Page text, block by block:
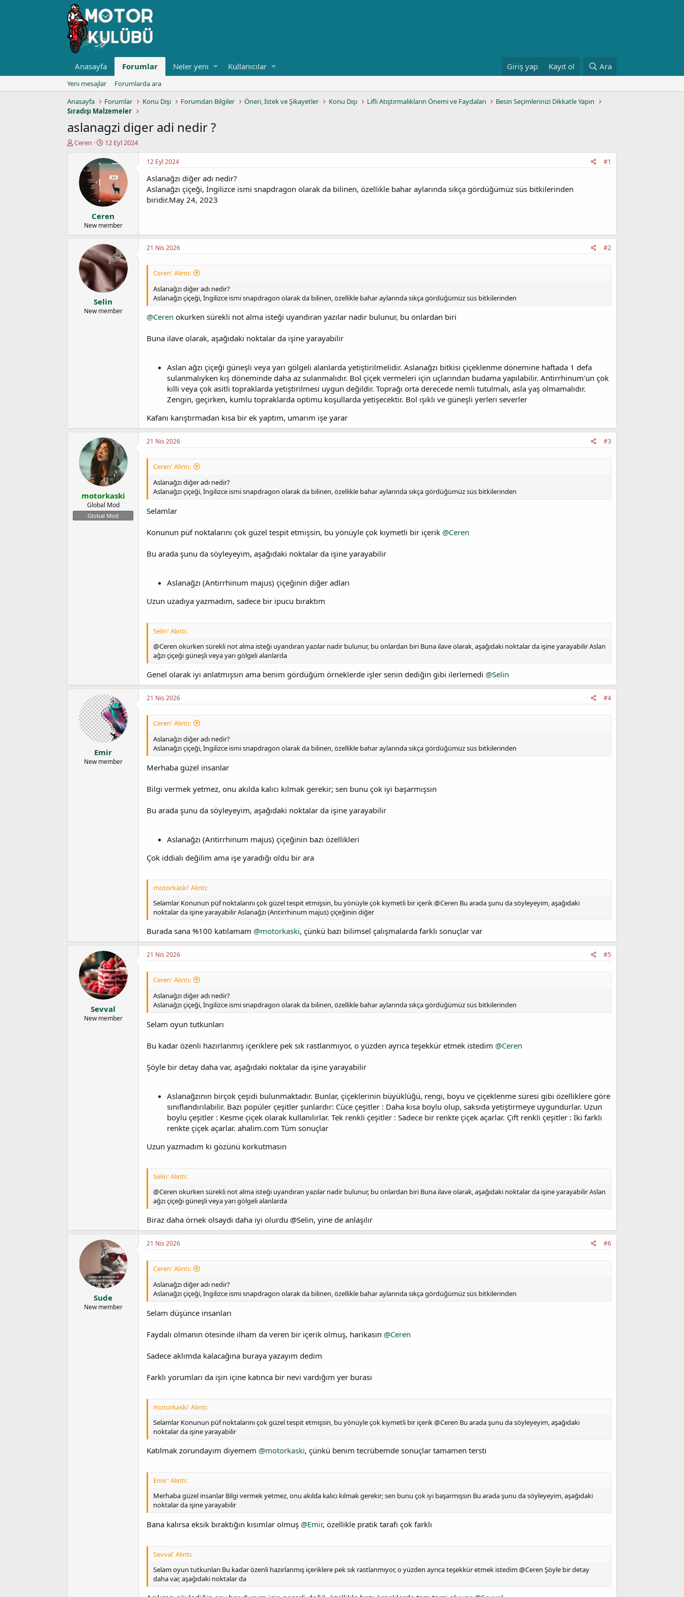
Anasayfa Forumlar Neler yeni Kullanıcılar Giriş yap Kayıt ol Ara
Yeni mesajlar
Forumlarda ara
Anasayfa
Forumlar Konu Dışı Forumdan Bilgiler Öneri, İstek ve Şikayetler Konu Dışı Lifli Atıştırmalıkların Önemi ve Faydaları
Besin Seçimlerinizi Dikkatle Yapın
Sıradışı Malzemeler
aslanagzi diger adi nedir ?
K
a
Ceren
B
ş
l
g
ı
ç
t
a
r
i
h
i
12 Eyl 2024
Ceren
New member
12 Eyl 2024 #1
Aslanağzı diğer adı nedir?
Aslanağzı çiçeği, İngilizce ismi snapdragon olarak da bilinen, özellikle bahar aylarında sıkça gördüğümüz süs bitkilerinden
biridir.May 24, 2023
Selin
New member
21 Nis 2026 #2
Ceren' Alıntı:
Aslanağzı diğer adı nedir?
Aslanağzı çiçeği, İngilizce ismi snapdragon olarak da bilinen, özellikle bahar aylarında sıkça gördüğümüz süs bitkilerinden
@Ceren okurken sürekli not alma isteği uyandıran yazılar nadir bulunur, bu onlardan biri
Buna ilave olarak, aşağıdaki noktalar da işine yarayabilir
Aslan ağzı çiçeği güneşli veya yarı gölgeli alanlarda yetiştirilmelidir. Aslanağzı bitkisi çiçeklenme dönemine haftada 1 defa
sulanmalıyken kış döneminde daha az sulanmalıdır. Bol çiçek vermeleri için uçlarından budama yapılabilir. Antirrhinum'un çok
killi veya çok asitli topraklarda yetiştirilmesi uygun değildir. Toprağı orta derecede nemli tutulmalı, asla yaş olmamalıdır.
Zengin, geçirken, kumlu topraklarda optimu koşullarda yetişecektir. Bol ışıklı ve güneşli yerleri severler
Kafanı karıştırmadan kısa bir ek yaptım, umarım işe yarar
motorkaski
Global Mod
Global Mod
21 Nis 2026 #3
Ceren' Alıntı:
Aslanağzı diğer adı nedir?
Aslanağzı çiçeği, İngilizce ismi snapdragon olarak da bilinen, özellikle bahar aylarında sıkça gördüğümüz süs bitkilerinden
Selamlar
Konunun püf noktalarını çok güzel tespit etmişsin, bu yönüyle çok kıymetli bir içerik @Ceren
Bu arada şunu da söyleyeyim, aşağıdaki noktalar da işine yarayabilir
Aslanağzı (Antirrhinum majus) çiçeğinin diğer adları
Uzun uzadıya yazmadım, sadece bir ipucu bıraktım
Selin' Alıntı:
@Ceren okurken sürekli not alma isteği uyandıran yazılar nadir bulunur, bu onlardan biri Buna ilave olarak, aşağıdaki noktalar da işine yarayabilir Aslan
ağzı çiçeği güneşli veya yarı gölgeli alanlarda
Genel olarak iyi anlatmışsın ama benim gördüğüm örneklerde işler senin dediğin gibi ilerlemedi @Selin
Emir
New member
21 Nis 2026 #4
Ceren' Alıntı:
Aslanağzı diğer adı nedir?
Aslanağzı çiçeği, İngilizce ismi snapdragon olarak da bilinen, özellikle bahar aylarında sıkça gördüğümüz süs bitkilerinden
Merhaba güzel insanlar
Bilgi vermek yetmez, onu akılda kalıcı kılmak gerekir; sen bunu çok iyi başarmışsın
Bu arada şunu da söyleyeyim, aşağıdaki noktalar da işine yarayabilir
Aslanağzı (Antirrhinum majus) çiçeğinin bazı özellikleri
Çok iddialı değilim ama işe yaradığı oldu bir ara
motorkaski' Alıntı:
Selamlar Konunun püf noktalarını çok güzel tespit etmişsin, bu yönüyle çok kıymetli bir içerik @Ceren Bu arada şunu da söyleyeyim, aşağıdaki
noktalar da işine yarayabilir Aslanağzı (Antirrhinum majus) çiçeğinin diğer
Burada sana %100 katılamam @motorkaski, çünkü bazı bilimsel çalışmalarda farklı sonuçlar var
Sevval
New member
21 Nis 2026 #5
Ceren' Alıntı:
Aslanağzı diğer adı nedir?
Aslanağzı çiçeği, İngilizce ismi snapdragon olarak da bilinen, özellikle bahar aylarında sıkça gördüğümüz süs bitkilerinden
Selam oyun tutkunları
Bu kadar özenli hazırlanmış içeriklere pek sık rastlanmıyor, o yüzden ayrıca teşekkür etmek istedim @Ceren
Şöyle bir detay daha var, aşağıdaki noktalar da işine yarayabilir
Aslanağzının birçok çeşidi bulunmaktadır. Bunlar, çiçeklerinin büyüklüğü, rengi, boyu ve çiçeklenme süresi gibi özelliklere göre
sınıflandırılabilir. Bazı popüler çeşitler şunlardır: Cüce çeşitler : Daha kısa boylu olup, saksıda yetiştirmeye uygundurlar. Uzun
boylu çeşitler : Kesme çiçek olarak kullanılırlar. Tek renkli çeşitler : Sadece bir renkte çiçek açarlar. Çift renkli çeşitler : İki farklı
renkte çiçek açarlar. ahalim.com Tüm sonuçlar
Uzun yazmadım ki gözünü korkutmasın
Selin' Alıntı:
@Ceren okurken sürekli not alma isteği uyandıran yazılar nadir bulunur, bu onlardan biri Buna ilave olarak, aşağıdaki noktalar da işine yarayabilir Aslan
ağzı çiçeği güneşli veya yarı gölgeli alanlarda
Biraz daha örnek olsaydı daha iyi olurdu @Selin, yine de anlaşılır
Sude
New member
21 Nis 2026 #6
Ceren' Alıntı:
Aslanağzı diğer adı nedir?
Aslanağzı çiçeği, İngilizce ismi snapdragon olarak da bilinen, özellikle bahar aylarında sıkça gördüğümüz süs bitkilerinden
Selam düşünce insanları
Faydalı olmanın ötesinde ilham da veren bir içerik olmuş, harikasın @Ceren
Sadece aklımda kalacağına buraya yazayım dedim
Farklı yorumları da işin içine katınca bir nevi vardığım yer burası
motorkaski' Alıntı:
Selamlar Konunun püf noktalarını çok güzel tespit etmişsin, bu yönüyle çok kıymetli bir içerik @Ceren Bu arada şunu da söyleyeyim, aşağıdaki
noktalar da işine yarayabilir
Katılmak zorundayım diyemem @motorkaski, çünkü benim tecrübemde sonuçlar tamamen tersti
Emir' Alıntı:
Merhaba güzel insanlar Bilgi vermek yetmez, onu akılda kalıcı kılmak gerekir; sen bunu çok iyi başarmışsın Bu arada şunu da söyleyeyim, aşağıdaki
noktalar da işine yarayabilir
Bana kalırsa eksik bıraktığın kısımlar olmuş @Emir, özellikle pratik tarafı çok farklı
Sevval' Alıntı:
Selam oyun tutkunları Bu kadar özenli hazırlanmış içeriklere pek sık rastlanmıyor, o yüzden ayrıca teşekkür etmek istedim @Ceren Şöyle bir detay
daha var, aşağıdaki noktalar da